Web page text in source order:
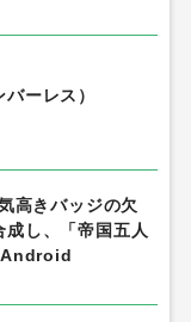
ーレス）
高きバッジの欠
成し、「帝国五人
Android